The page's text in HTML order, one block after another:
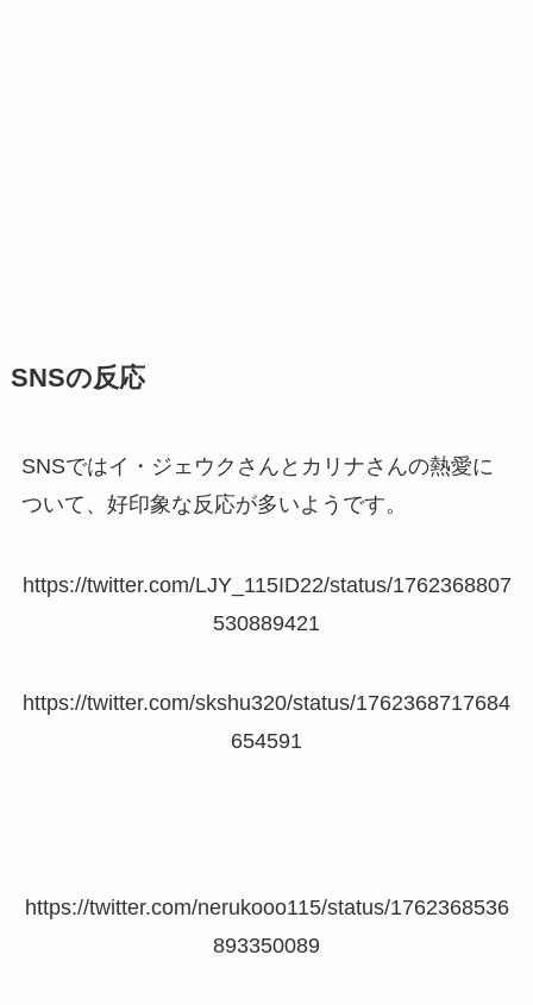
SNSの反応
SNSではイ・ジェウクさんとカリナさんの熱愛に
ついて、好印象な反応が多いようです。
https://twitter.com/LJY_115ID22/status/1762368807
530889421
https://twitter.com/skshu320/status/1762368717684
654591
https://twitter.com/nerukooo115/status/1762368536
893350089